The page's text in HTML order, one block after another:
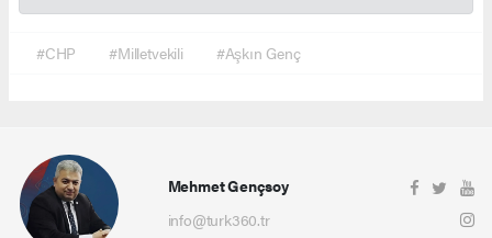
#CHP #Milletvekili #Aşkın Genç
Mehmet Gençsoy
info@turk360.tr